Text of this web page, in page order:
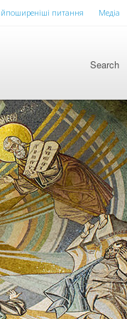
питання Медіа
Search